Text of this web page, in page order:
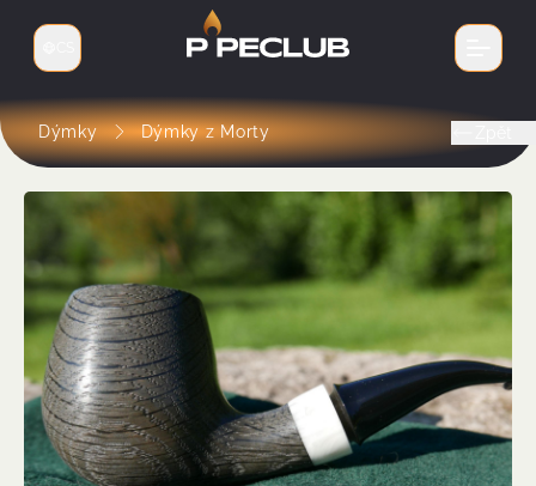
Přepnout jazyk
Dýmky Dýmky z Morty